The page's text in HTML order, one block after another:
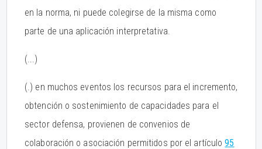
en la norma, ni puede colegirse de la misma como
parte de una aplicación interpretativa.
(...)
(.) en muchos eventos los recursos para el incremento,
obtención o sostenimiento de capacidades para el
sector defensa, provienen de convenios de
colaboración o asociación permitidos por el artículo95